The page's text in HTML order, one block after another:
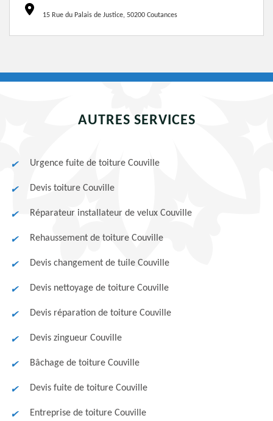
15 Rue du Palais de Justice, 50200 Coutances
AUTRES SERVICES
Urgence fuite de toiture Couville
Devis toiture Couville
Réparateur installateur de velux Couville
Rehaussement de toiture Couville
Devis changement de tuile Couville
Devis nettoyage de toiture Couville
Devis réparation de toiture Couville
Devis zingueur Couville
Bâchage de toiture Couville
Devis fuite de toiture Couville
Entreprise de toiture Couville